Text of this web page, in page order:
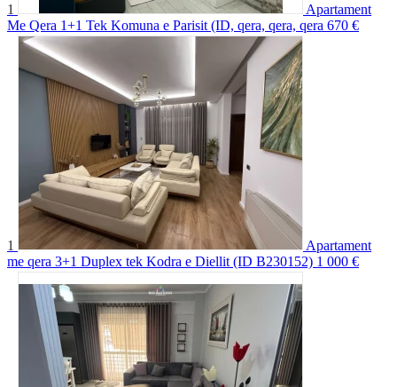
1
Apartament
Me Qera 1+1 Tek Komuna e Parisit (ID, qera, qera, qera 670 €
1
Apartament
me qera 3+1 Duplex tek Kodra e Diellit (ID B230152) 1 000 €